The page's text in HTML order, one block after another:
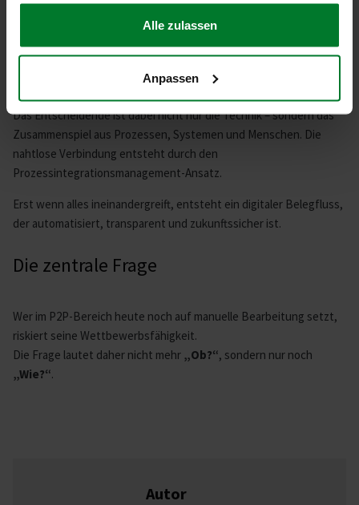
gesammelt haben.
Alle zulassen
Anpassen
Erfolgreiche Unternehmen denken ihre Prozesse
und integrieren ihre Systeme konsequent. Sie schaffen
Automatisierung zur Regel, nicht zur Ausnahme.
Das Entscheidende ist dabei nicht nur die Technik – sondern das
Zusammenspiel aus Prozessen, Systemen und Menschen. Die
nahtlose Verbindung entsteht durch den
Prozessintegrationsmanagement-Ansatz.
Erst wenn alles ineinandergreift, entsteht ein digitaler Belegfluss,
der automatisiert, transparent und zukunftssicher ist.
Die zentrale Frage
Wer im P2P-Bereich heute noch auf manuelle Bearbeitung setzt,
riskiert seine Wettbewerbsfähigkeit.
Die Frage lautet daher nicht mehr „Ob?“, sondern nur noch
„Wie?“.
Autor